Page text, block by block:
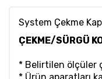
System Çekme
ÇEKME/SÜRGÜ
* Belirtilen ölçüler